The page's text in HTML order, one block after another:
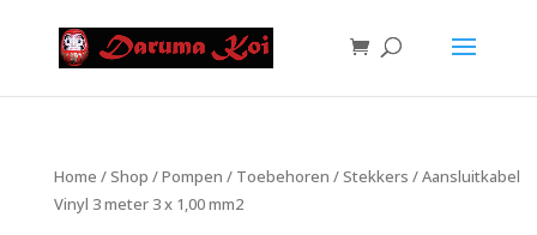
Home /Shop /Pompen / Toebehoren /Stekkers / Aansluitkabel
Vinyl 3 meter 3 x 1,00 mm2